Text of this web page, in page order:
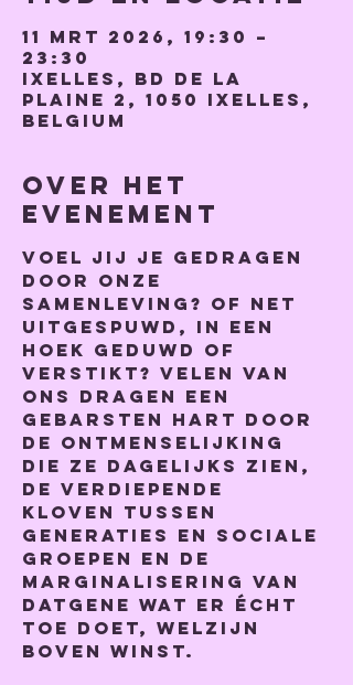
11 mrt 2026, 19:30 –
23:30
Ixelles, Bd de la
Plaine 2, 1050 Ixelles,
Belgium
Over het
evenement
Voel jij je gedragen
door onze
samenleving? Of net
uitgespuwd, in een
hoek geduwd of
verstikt? Velen van
ons dragen een
gebarsten hart door
de ontmenselijking
die ze dagelijks zien,
de verdiepende
kloven tussen
generaties en sociale
groepen en de
marginalisering van
datgene wat er écht
toe doet, welzijn
boven winst.